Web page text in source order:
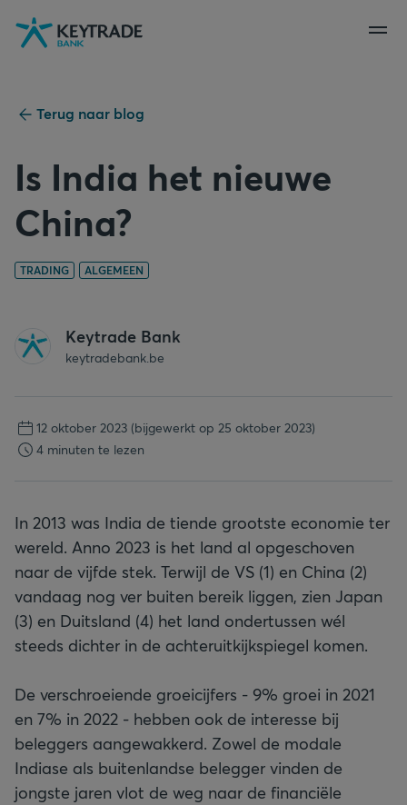
Naar
navigatie
Naar
aanmelden
Naar
inhoud
Terug naar blog
Is India het nieuwe
China?
TRADING ALGEMEEN
Keytrade Bank
keytradebank.be
12 oktober 2023 (bijgewerkt op 25 oktober 2023)
4 minuten te lezen
In 2013 was India de tiende grootste economie ter
wereld. Anno 2023 is het land al opgeschoven
naar de vijfde stek. Terwijl de VS (1) en China (2)
vandaag nog ver buiten bereik liggen, zien Japan
(3) en Duitsland (4) het land ondertussen wél
steeds dichter in de achteruitkijkspiegel komen.
De verschroeiende groeicijfers - 9% groei in 2021
en 7% in 2022 - hebben ook de interesse bij
beleggers aangewakkerd. Zowel de modale
Indiase als buitenlandse belegger vinden de
jongste jaren vlot de weg naar de financiële